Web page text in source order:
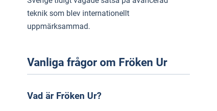
teknik som blev internationellt
uppmärksammad.
Vanliga frågor om Fröken Ur
Vad är Fröken Ur?